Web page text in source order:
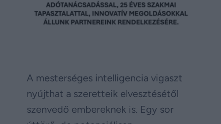
A mesterséges intelligencia vigaszt
nyújthat a szeretteik elvesztésétől
szenvedő embereknek is. Egy sor